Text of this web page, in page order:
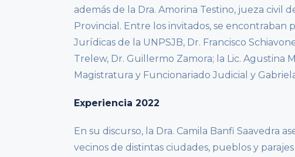
además de la Dra. Amorina Testino, jueza civil
Provincial. Entre los invitados, se encontraban
Jurídicas de la UNPSJB, Dr. Francisco
Trelew, Dr. Guillermo Zamora; la Lic. Agustina
Magistratura y Funcionariado Judicial y
Experiencia 2022
En su discurso, la Dra. Camila Banfi Saavedra
vecinos de distintas ciudades, pueblos y